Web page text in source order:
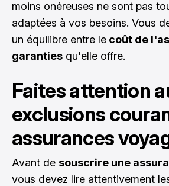
moins onéreuses ne sont pas
adaptées à vos besoins. Vous
un équilibre entre le coût de
garanties qu'elle offre.
Faites attention
exclusions
assurances
Avant de souscrire une
vous devez lire attentivement